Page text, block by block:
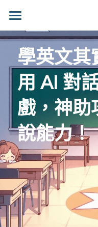
首頁
商品
所有商品分類
遊戲攻略
產品介紹
學習小技巧
聯繫我們
登錄/註冊
學英文其
用 AI 對
戲，神助
說能力！
所有商品分類